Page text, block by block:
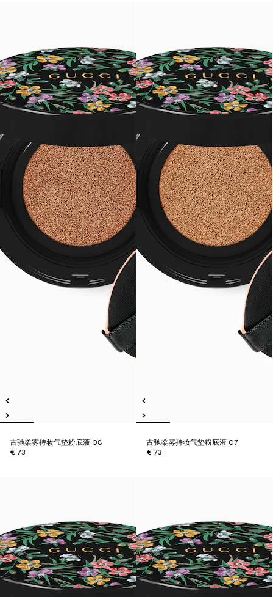
古驰柔雾持妆气垫粉底液 08
€ 73
古驰柔雾持妆气垫粉底液 07
€ 73